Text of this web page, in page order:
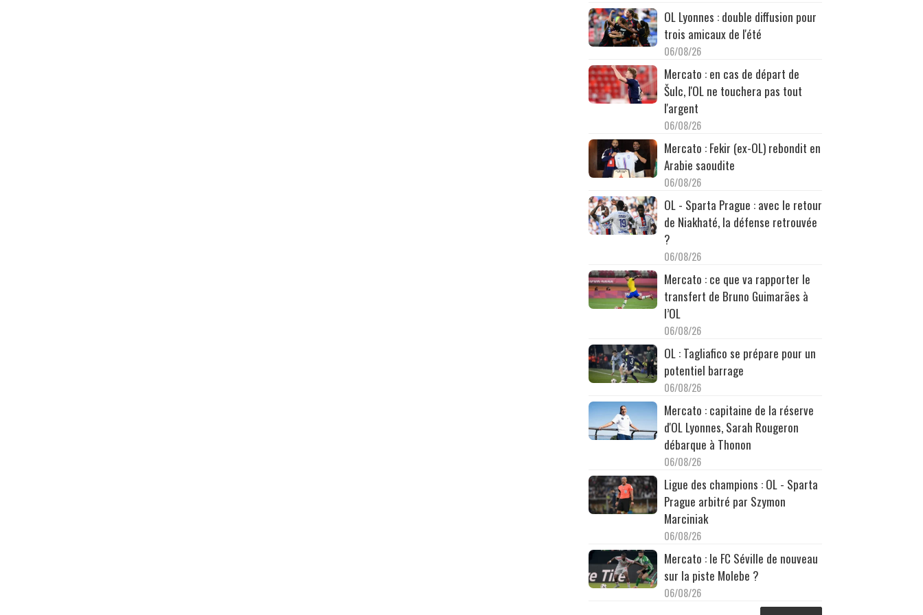
OL Lyonnes : double diffusion pour
trois amicaux de l'été
06/08/26
Mercato : en cas de départ de
Šulc, l'OL ne touchera pas tout
l'argent
06/08/26
Mercato : Fekir (ex-OL) rebondit en
Arabie saoudite
06/08/26
OL - Sparta Prague : avec le retour
de Niakhaté, la défense retrouvée
?
06/08/26
Mercato : ce que va rapporter le
transfert de Bruno Guimarães à
l’OL
06/08/26
OL : Tagliafico se prépare pour un
potentiel barrage
06/08/26
Mercato : capitaine de la réserve
d'OL Lyonnes, Sarah Rougeron
débarque à Thonon
06/08/26
Ligue des champions : OL - Sparta
Prague arbitré par Szymon
Marciniak
06/08/26
Mercato : le FC Séville de nouveau
sur la piste Molebe ?
06/08/26